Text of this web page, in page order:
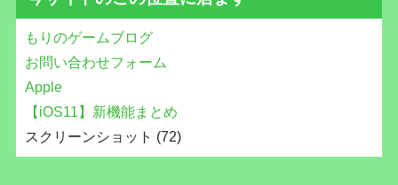
もりのゲームブログ
お問い合わせフォーム
Apple
【iOS11】新機能まとめ
スクリーンショット (72)